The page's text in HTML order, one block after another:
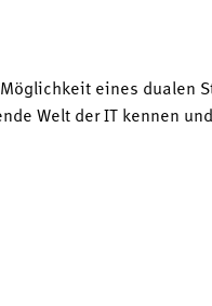
eines dualen
Welt der IT kennen